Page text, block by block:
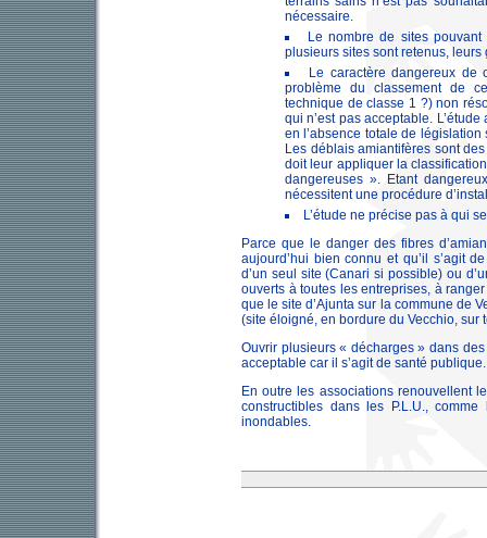
nécessaire.
Le nombre de sites
plusieurs sites sont retenus,
Le caractère dangereux de
problème du classement de
technique de classe 1 ?) non
qui n’est pas acceptable.
en l’absence totale de
Les déblais amiantifères sont
doit leur appliquer la
dangereuses ». Etant
nécessitent une procédure
L’étude ne précise pas à qui
Parce que le danger des fibres
aujourd’hui bien connu et qu’il s’agit
d’un seul site (Canari si possible) ou
ouverts à toutes les entreprises, à
que le site d’Ajunta sur la commune de
(site éloigné, en bordure du Vecchio,
Ouvrir plusieurs « décharges » dans
acceptable car il s’agit de santé publique.
En outre les associations renouvellent
constructibles dans les P.L.U.,
inondables.